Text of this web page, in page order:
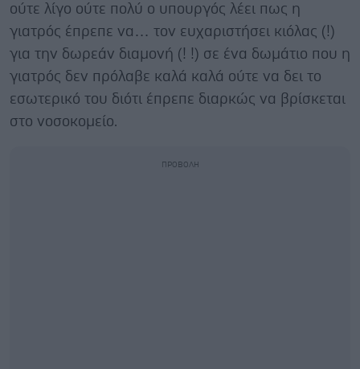
ούτε λίγο ούτε πολύ ο υπουργός λέει πως η
γιατρός έπρεπε να… τον ευχαριστήσει κιόλας (!)
για την δωρεάν διαμονή (! !) σε ένα δωμάτιο που η
γιατρός δεν πρόλαβε καλά καλά ούτε να δει το
εσωτερικό του διότι έπρεπε διαρκώς να βρίσκεται
στο νοσοκομείο.